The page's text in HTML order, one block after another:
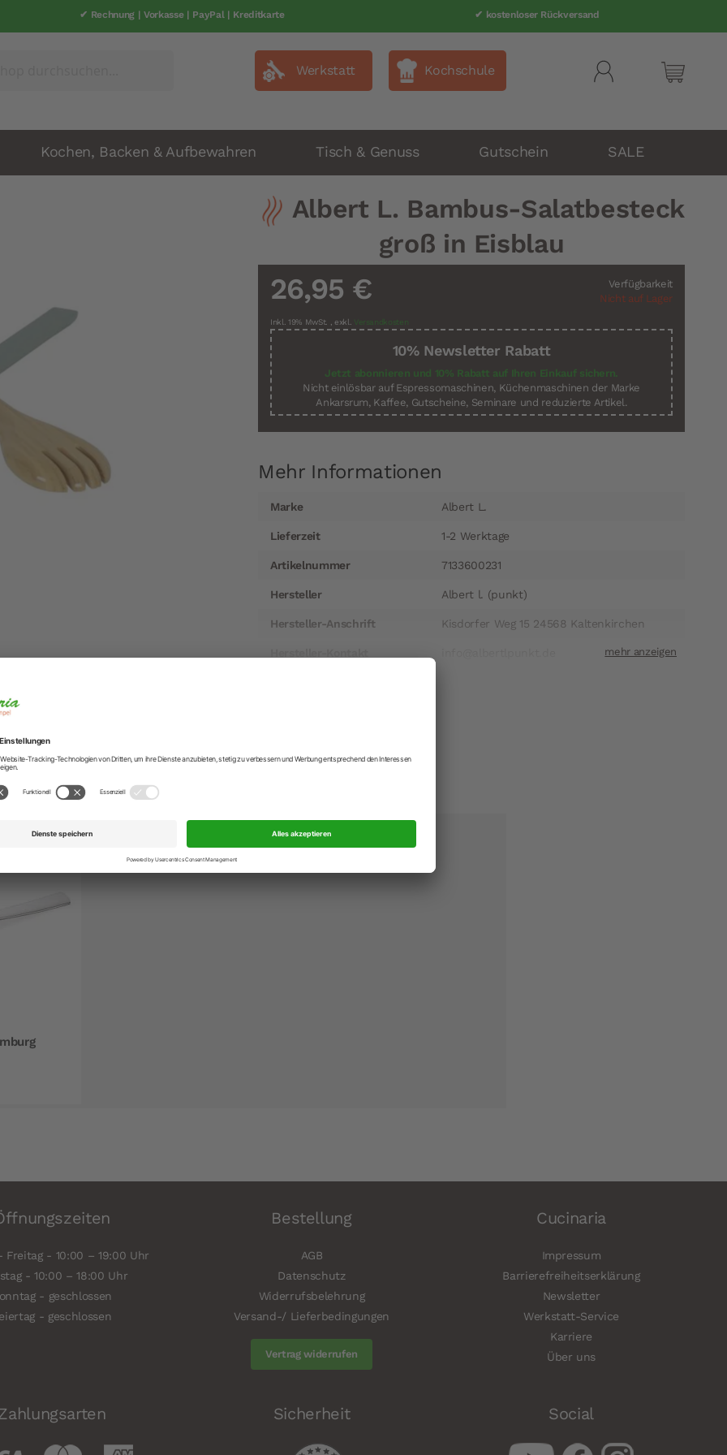
✔ Rechnung | Vorkasse | PayPal | Kreditkarte ✔ kostenloser Rückversand
Mein
Werkstatt Kochschule
Kochen, Backen & Aufbewahren Tisch & Genuss Gutschein SALE
Albert L. Bambus-Salatbesteck
groß in Eisblau
Verfügbarkeit
Nicht auf Lager
26,95 €
Inkl. 19% MwSt. , exkl. Versandkosten
10% Newsletter Rabatt
Jetzt abonnieren und 10% Rabatt auf Ihren Einkauf sichern.
Nicht einlösbar auf Espressomaschinen, Küchenmaschinen der Marke
Ankarsrum, Kaffee, Gutscheine, Seminare und reduzierte Artikel.
Mehr Informationen
Informationen
Marke Albert L.
Lieferzeit 1-2 Werktage
Artikelnummer 7133600231
Hersteller Albert l. (punkt)
Hersteller-Anschrift Kisdorfer Weg 15 24568 Kaltenkirchen
groß in Eisblau
Freitag - 10:00 – 19:00 Uhr
- 10:00 – 18:00 Uhr
- geschlossen
- geschlossen
Bestellung
AGB
Datenschutz
Widerrufsbelehrung
Versand-/ Lieferbedingungen
Vertrag widerrufen
Cucinaria
Impressum
Barrierefreiheitserklärung
Newsletter
Werkstatt-Service
Karriere
Über uns
Sicherheit Social